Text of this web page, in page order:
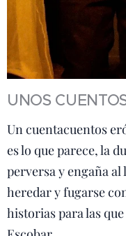
UNOS
Un cuentacuentos
es lo que parece, la
perversa y engaña al
heredar y fugarse
historias para las